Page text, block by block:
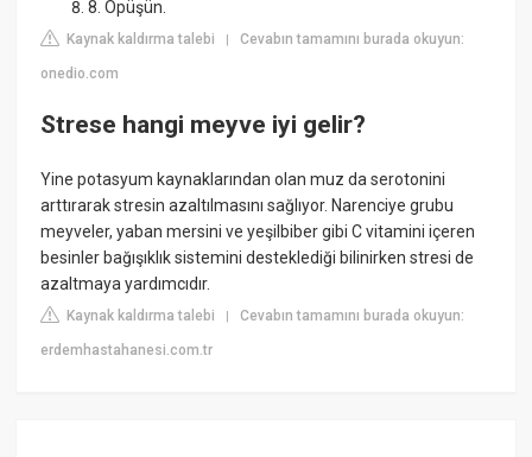
8. Öpüşün.
Kaynak kaldırma talebi |Cevabın tamamını burada okuyun:
onedio.com
Strese hangi meyve iyi gelir?
Yine potasyum kaynaklarından olan muz da serotonini
arttırarak stresin azaltılmasını sağlıyor. Narenciye grubu
meyveler, yaban mersini ve yeşilbiber gibi C vitamini içeren
besinler bağışıklık sistemini desteklediği bilinirken stresi de
azaltmaya yardımcıdır.
Kaynak kaldırma talebi |Cevabın tamamını burada okuyun:
erdemhastahanesi.com.tr